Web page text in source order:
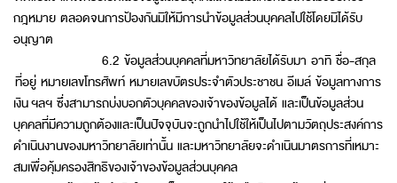
กฎหมาย ตลอดจนการป้องกันมิให้มีการนำข้อมูลส่วนบุคคลไปใช้โดยมิได้รับ
อนุญาต
6.2 ข้อมูลส่วนบุคคลที่มหาวิทยาลัยได้รับมา อาทิ ชื่อ-สกุล
ที่อยู่ หมายเลขโทรศัพท์ หมายเลขบัตรประจำตัวประชาชน อีเมล์ ข้อมูลทางการ
เงิน ฯลฯ ซึ่งสามารถบ่งบอกตัวบุคคลของเจ้าของข้อมูลได้ และเป็นข้อมูลส่วน
บุคคลที่มีความถูกต้องและเป็นปัจจุบันจะถูกนำไปใช้ให้เป็นไปตามวัตถุประสงค์การ
ดำเนินงานของมหาวิทยาลัยเท่านั้น และมหาวิทยาลัยจะดำเนินมาตรการที่เหมาะ
สมเพื่อคุ้มครองสิทธิของเจ้าของข้อมูลส่วนบุคคล